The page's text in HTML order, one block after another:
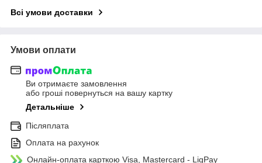
Всі умови доставки
Умови оплати
Ви отримаєте замовлення
або гроші повернуться на вашу картку
Детальніше
Післяплата
Оплата на рахунок
Онлайн-оплата карткою Visa, Mastercard - LiqPay